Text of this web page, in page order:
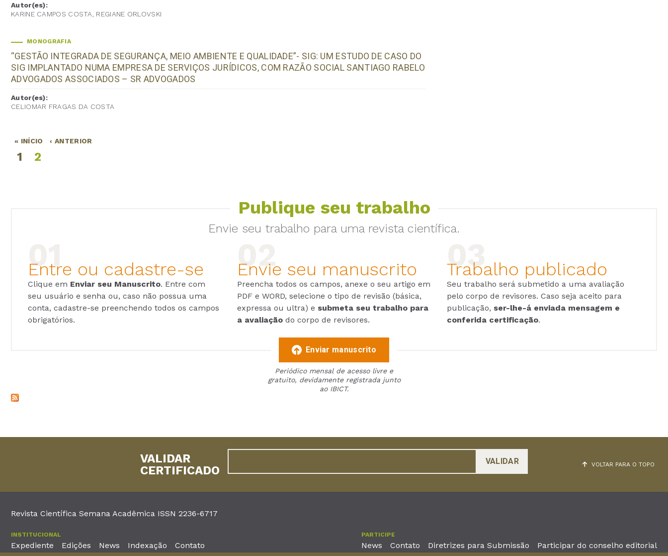
Autor(es):
KARINE CAMPOS COSTA, REGIANE ORLOVSKI
MONOGRAFIA
“GESTÃO INTEGRADA DE SEGURANÇA, MEIO AMBIENTE E QUALIDADE”- SIG: UM ESTUDO DE CASO DO
SIG IMPLANTADO NUMA EMPRESA DE SERVIÇOS JURÍDICOS, COM RAZÃO SOCIAL SANTIAGO RABELO
ADVOGADOS ASSOCIADOS – SR ADVOGADOS
Autor(es):
CELIOMAR FRAGAS DA COSTA
Páginas
« INÍCIO ‹ ANTERIOR
1 2
Publique seu trabalho
Envie seu trabalho para uma revista científica.
Entre ou cadastre-se
Clique em Enviar seu Manuscrito. Entre com
seu usuário e senha ou, caso não possua uma
conta, cadastre-se preenchendo todos os campos
obrigatórios.
Envie seu manuscrito
Preencha todos os campos, anexe o seu artigo em
PDF e WORD, selecione o tipo de revisão (básica,
expressa ou ultra) e submeta seu trabalho para
a avaliação do corpo de revisores.
Trabalho publicado
Seu trabalho será submetido a uma avaliação
pelo corpo de revisores. Caso seja aceito para
publicação, ser-lhe-á enviada mensagem e
conferida certificação.
Enviar manuscrito
Periódico mensal de acesso livre e
gratuito, devidamente registrada junto
ao IBICT.
VOLTAR PARA O TOPO
VALIDAR
CERTIFICADO
Revista Científica Semana Acadêmica ISSN 2236-6717
INSTITUCIONAL
Expediente Edições News Indexação Contato
PARTICIPE
News Contato Diretrizes para Submissão Participar do conselho editorial